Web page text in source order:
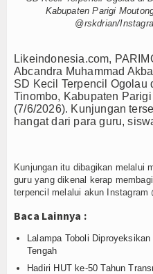
Kabupaten Parigi
@rskdrian/
Likeindonesia.com,
Abcandra Muhammad
SD Kecil Terpencil Ogolau
Tinombo, Kabupaten
(7/6/2026). Kunjungan
hangat dari para guru,
Kunjungan itu dibagikan melalui
guru yang dikenal kerap
terpencil melalui akun Instagram
Baca Lainnya :
Lalampa Toboli
Tengah
Hadiri HUT ke-50 Tahun